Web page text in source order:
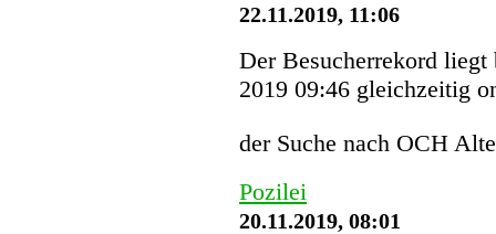
22.11.2019, 11:06
Der Besucherrekord
2019 09:46 gleichzeitig
der Suche nach OCH
Pozilei
20.11.2019, 08:01